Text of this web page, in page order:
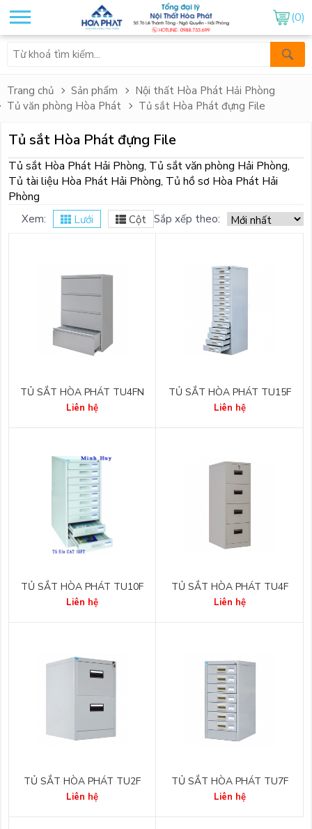
(0)
Trang chủ Sản phẩm
Nội thất Hòa Phát Hải Phòng
Tủ văn phòng Hòa Phát
Tủ sắt Hòa Phát đựng File
Tủ sắt Hòa Phát đựng File
Tủ sắt Hòa Phát Hải Phòng, Tủ sắt văn phòng Hải Phòng,
Tủ tài liệu Hòa Phát Hải Phòng, Tủ hồ sơ Hòa Phát Hải
Phòng
Sắp xếp theo:
Xem: Lưới Cột
TỦ SẮT HÒA PHÁT TU4FN
Liên hệ
TỦ SẮT HÒA PHÁT TU15F
Liên hệ
TỦ SẮT HÒA PHÁT TU10F
Liên hệ
TỦ SẮT HÒA PHÁT TU4F
Liên hệ
TỦ SẮT HÒA PHÁT TU2F
Liên hệ
TỦ SẮT HÒA PHÁT TU7F
Liên hệ